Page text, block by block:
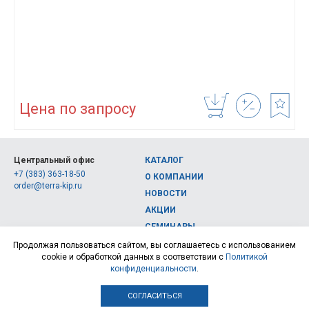
Цена по запросу
Центральный офис
+7 (383) 363-18-50
order@terra-kip.ru
КАТАЛОГ
О КОМПАНИИ
НОВОСТИ
АКЦИИ
СЕМИНАРЫ
КОНТАКТЫ
© 2026, Интернет-магазин измерительных приборов Терра Импэкс
Продолжая пользоваться сайтом, вы соглашаетесь с использованием
cookie и обработкой данных в соответствии с Политикой
конфиденциальности.
СОГЛАСИТЬСЯ